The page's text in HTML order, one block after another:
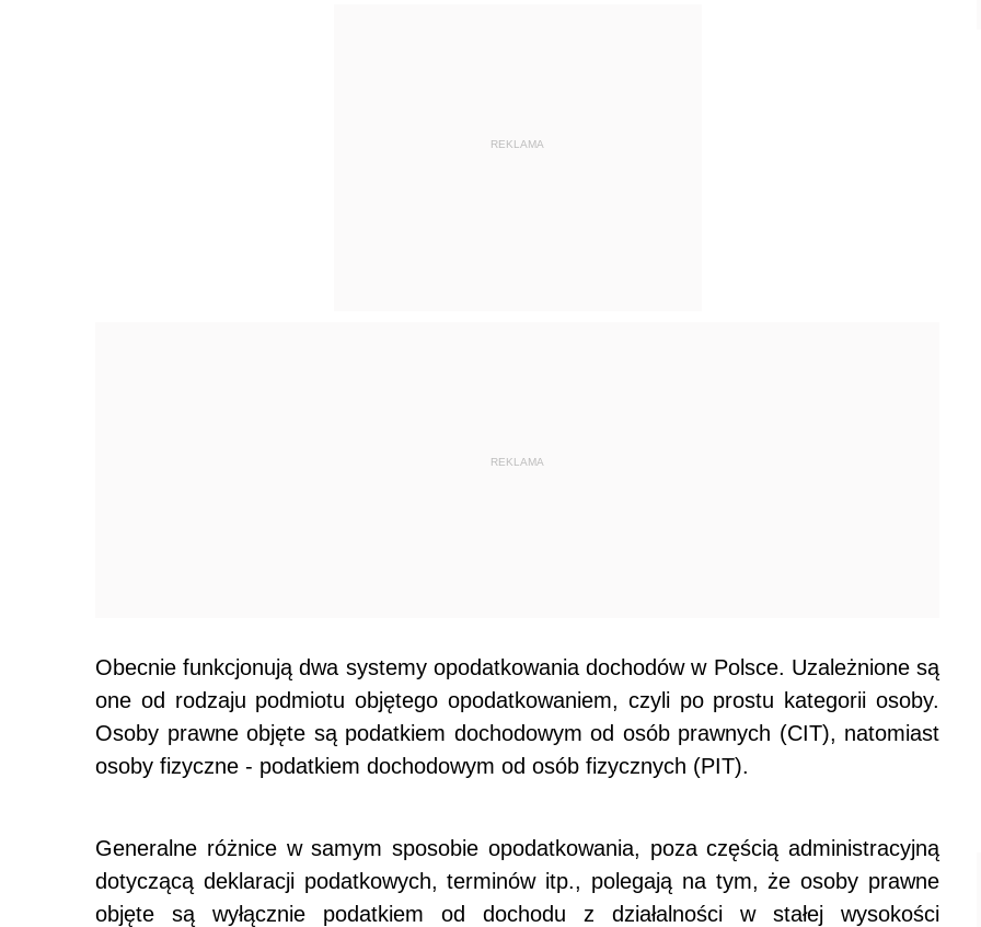
REKLAMA
REKLAMA
Obecnie funkcjonują dwa systemy opodatkowania dochodów w Polsce. Uzależnione są
one od rodzaju podmiotu objętego opodatkowaniem, czyli po prostu kategorii osoby.
Osoby prawne objęte są podatkiem dochodowym od osób prawnych (CIT), natomiast
osoby fizyczne - podatkiem dochodowym od osób fizycznych (PIT).
Generalne różnice w samym sposobie opodatkowania, poza częścią administracyjną
dotyczącą deklaracji podatkowych, terminów itp., polegają na tym, że osoby prawne
objęte są wyłącznie podatkiem od dochodu z działalności w stałej wysokości